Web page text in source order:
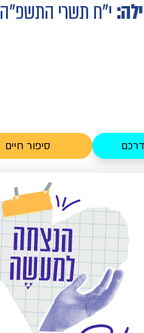
י"ח תשרי התשפ"ה
סיפור חיים